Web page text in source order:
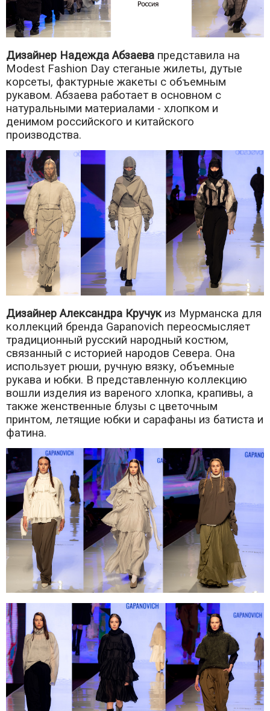
Дизайнер Надежда Абзаева представила на
Modest Fashion Day стеганые жилеты, дутые
корсеты, фактурные жакеты с объемным
рукавом. Абзаева работает в основном с
натуральными материалами - хлопком и
денимом российского и китайского
производства.
Дизайнер Александра Кручук из Мурманска для
коллекций бренда Gapanovich переосмысляет
традиционный русский народный костюм,
связанный с историей народов Севера. Она
использует рюши, ручную вязку, объемные
рукава и юбки. В представленную коллекцию
вошли изделия из вареного хлопка, крапивы, а
также женственные блузы с цветочным
принтом, летящие юбки и сарафаны из батиста и
фатина.